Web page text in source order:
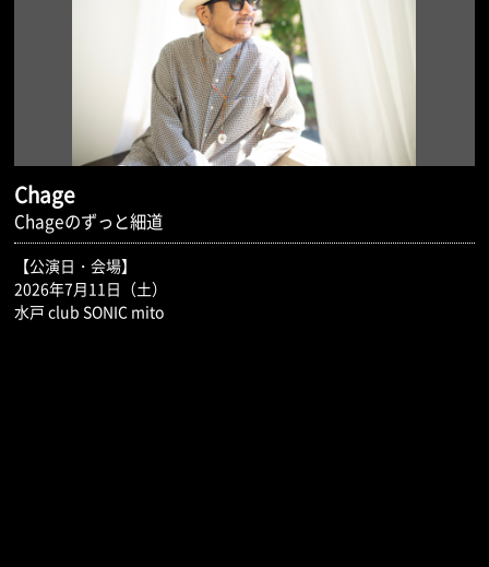
Chage
Chageのずっと細道
【公演日・会場】
2026年7月11日（土）
水戸 club SONIC mito